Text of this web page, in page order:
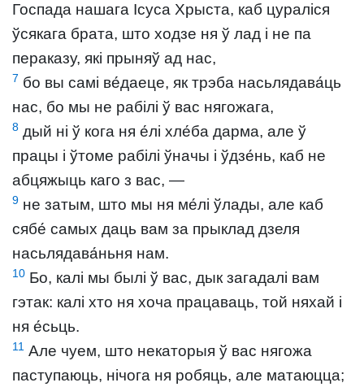
Госпада нашага Ісуса Хрыста, каб цураліся
ўсякага брата, што ходзе ня ў лад і не па
пераказу, які прыняў ад нас,
7 бо вы самі ве́даеце, як трэба насьлядава́ць
нас, бо мы не рабілі ў вас нягожага,
8 дый ні ў кога ня е́лі хле́ба дарма, але ў
працы і ўтоме рабілі ўначы і ўдзе́нь, каб не
абцяжыць каго з вас, —
9 не затым, што мы ня ме́лі ўлады, але каб
сябе́ самых даць вам за прыклад дзеля
насьлядава́ньня нам.
10 Бо, калі мы былі ў вас, дык загадалі вам
гэтак: калі хто ня хоча працаваць, той няхай і
ня е́сьць.
11 Але чуем, што некаторыя ў вас нягожа
паступаюць, нічога ня робяць, але матаюцца;